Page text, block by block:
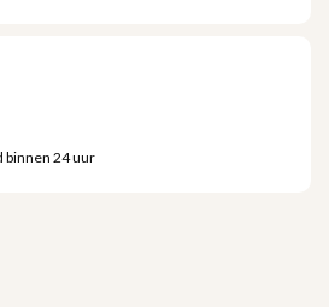
binnen 24 uur